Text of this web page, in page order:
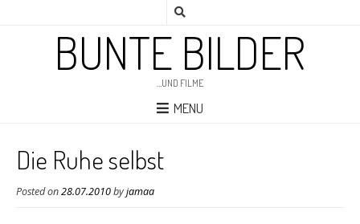
BUNTE BILDER
…UND FILME
MENU
Die Ruhe selbst
Posted on28.07.2010byjamaa